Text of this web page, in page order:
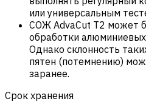
или универсальным
СОЖ AdvaCut T2 может
обработки
Однако склонность
пятен (потемнению)
заранее.
Срок хранения